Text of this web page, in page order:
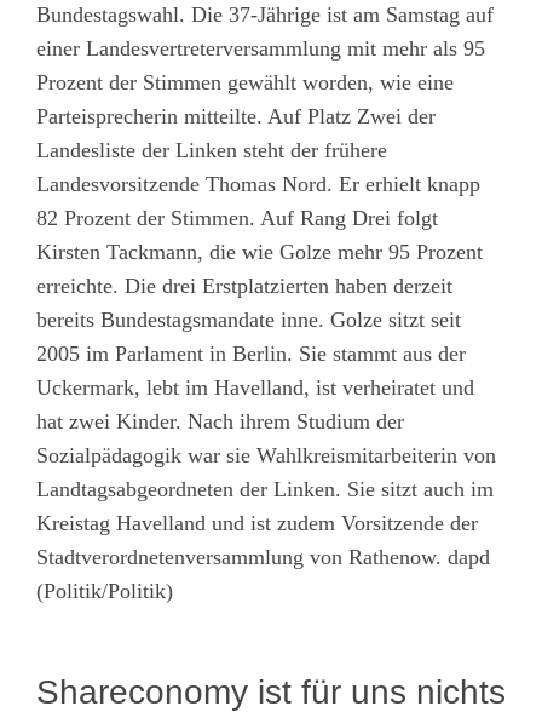
Bundestagswahl. Die 37-Jährige ist am Samstag auf
einer Landesvertreterversammlung mit mehr als 95
Prozent der Stimmen gewählt worden, wie eine
Parteisprecherin mitteilte. Auf Platz Zwei der
Landesliste der Linken steht der frühere
Landesvorsitzende Thomas Nord. Er erhielt knapp
82 Prozent der Stimmen. Auf Rang Drei folgt
Kirsten Tackmann, die wie Golze mehr 95 Prozent
erreichte. Die drei Erstplatzierten haben derzeit
bereits Bundestagsmandate inne. Golze sitzt seit
2005 im Parlament in Berlin. Sie stammt aus der
Uckermark, lebt im Havelland, ist verheiratet und
hat zwei Kinder. Nach ihrem Studium der
Sozialpädagogik war sie Wahlkreismitarbeiterin von
Landtagsabgeordneten der Linken. Sie sitzt auch im
Kreistag Havelland und ist zudem Vorsitzende der
Stadtverordnetenversammlung von Rathenow. dapd
(Politik/Politik)
Shareconomy ist für uns nichts